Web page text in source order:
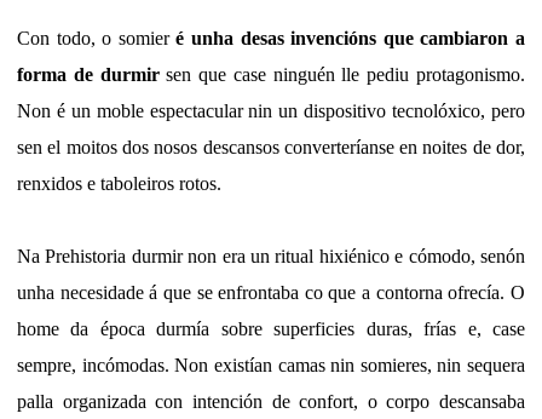
Con todo, o somieré unha desas invencións que cambiaron a
forma de durmirsen que case ninguén lle pediu protagonismo.
Non é un moble espectacular nin un dispositivo tecnolóxico, pero
sen el moitos dos nosos descansos converteríanse en noites de dor,
renxidos e taboleiros rotos.
Na Prehistoria durmir non era un ritual hixiénico e cómodo, senón
unha necesidade á que se enfrontaba co que a contorna ofrecía. O
home da época durmía sobre superficies duras, frías e, case
sempre, incómodas. Non existían camas nin somieres, nin sequera
palla organizada con intención de confort, o corpo descansaba